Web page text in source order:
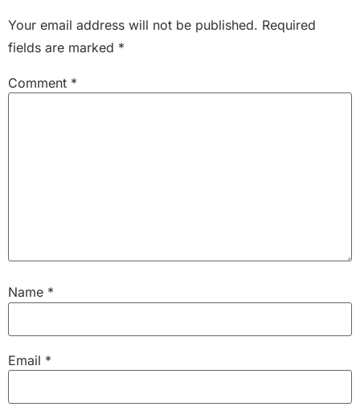
Your email address will not be published. Required
fields are marked *
Comment *
Name *
Email *